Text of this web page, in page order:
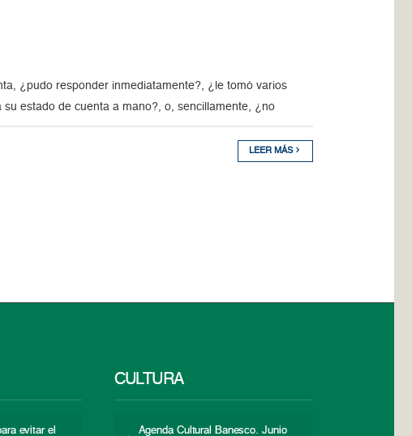
¿pudo responder inmediatamente?, ¿le tomó varios
estado de cuenta a mano?, o, sencillamente, ¿no
LEER MÁS
evitar el
CULTURA
Agenda Cultural Banesco. Junio